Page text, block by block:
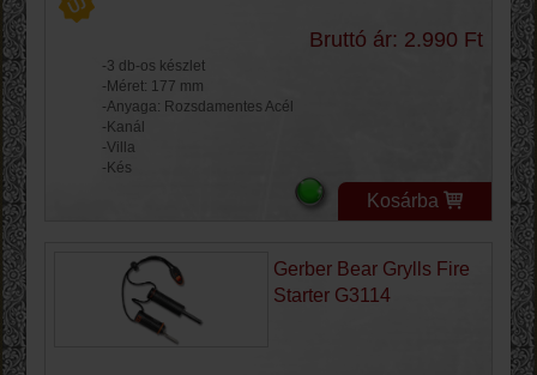
Bruttó ár: 2.990 Ft
-3 db-os készlet
-Méret: 177 mm
-Anyaga: Rozsdamentes Acél
-Kanál
-Villa
-Kés
Kosárba
Gerber Bear Grylls Fire
Starter G3114